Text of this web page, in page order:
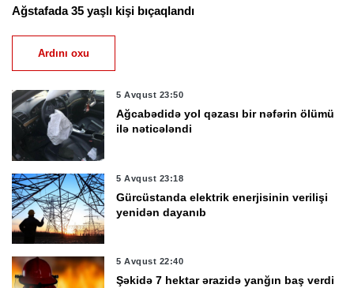
Ağstafada 35 yaşlı kişi bıçaqlandı
Ardını oxu
5 Avqust 23:50
Ağcabədidə yol qəzası bir nəfərin ölümü
ilə nəticələndi
5 Avqust 23:18
Gürcüstanda elektrik enerjisinin verilişi
yenidən dayanıb
5 Avqust 22:40
Şəkidə 7 hektar ərazidə yanğın baş verdi